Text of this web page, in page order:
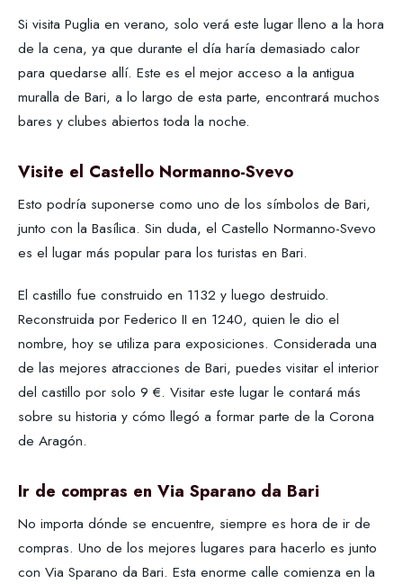
Si visita Puglia en verano, solo verá este lugar lleno a la hora
de la cena, ya que durante el día haría demasiado calor
para quedarse allí. Este es el mejor acceso a la antigua
muralla de Bari, a lo largo de esta parte, encontrará muchos
bares y clubes abiertos toda la noche.
Visite el Castello Normanno-Svevo
Esto podría suponerse como uno de los símbolos de Bari,
junto con la Basílica. Sin duda, el Castello Normanno-Svevo
es el lugar más popular para los turistas en Bari.
El castillo fue construido en 1132 y luego destruido.
Reconstruida por Federico II en 1240, quien le dio el
nombre, hoy se utiliza para exposiciones. Considerada una
de las mejores atracciones de Bari, puedes visitar el interior
del castillo por solo 9 €. Visitar este lugar le contará más
sobre su historia y cómo llegó a formar parte de la Corona
de Aragón.
Ir de compras en Via Sparano da Bari
No importa dónde se encuentre, siempre es hora de ir de
compras. Uno de los mejores lugares para hacerlo es junto
con Via Sparano da Bari. Esta enorme calle comienza en la